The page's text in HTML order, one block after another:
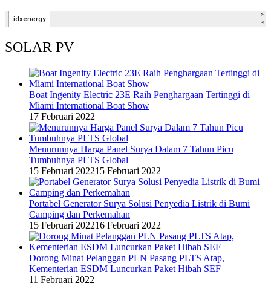
SOLAR PV
Boat Ingenity Electric 23E Raih Penghargaan Tertinggi di
Miami International Boat Show
17 Februari 2022
Menurunnya Harga Panel Surya Dalam 7 Tahun Picu
Tumbuhnya PLTS Global
15 Februari 202215 Februari 2022
Portabel Generator Surya Solusi Penyedia Listrik di Bumi
Camping dan Perkemahan
15 Februari 202216 Februari 2022
Dorong Minat Pelanggan PLN Pasang PLTS Atap,
Kementerian ESDM Luncurkan Paket Hibah SEF
11 Februari 2022